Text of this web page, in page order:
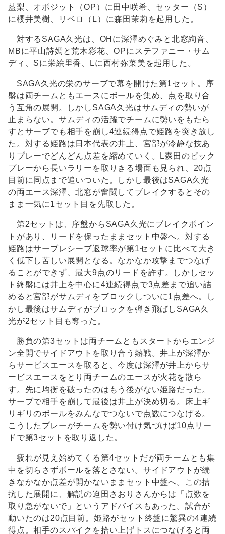
藍梨、オポジット（OP）に田中咲希、セッター（S）
に櫻井美樹、リベロ（L）に森田茉莉を起用した。
対するSAGA久光は、OHに深澤めぐみと北窓絢音、
MBに平山詩嫣と荒木彩花、OPにステファニー・サム
ディ、Sに栄絵里香、Lに西村弥菜美を起用した。
SAGA久光の栄のサーブで幕を開けた第1セット。序
盤は両チームともエースにボールを集め、点を取り合
う互角の展開。しかしSAGA久光はサムディの勢いが
止まらない。サムディの活躍でチームに勢いをもたら
すとサーブでも相手を崩し4連続得点で姫路を突き放し
た。対する姫路は日本代表の井上、宮部が冷静な技あ
りプレーでどんどん点差を縮めていく。L森田のビック
プレーから長いラリーを取りきる場面も見られ、20点
目前に同点まで追いついた。しかし最後はSAGA久光
の両エース深澤、北窓が奮闘してブレイクするとその
まま一気に1セット目を先取した。
第2セットは、序盤からSAGA久光にブレイクポイン
トがあり、リードを保ったままセット中盤へ。対する
姫路はサーブレシーブ返球率が第1セットに比べて大き
く低下し苦しい展開となる。なかなか攻撃までつなげ
ることができず、最大9点のリードを許す。しかしセッ
ト終盤には井上を中心に4連続得点で3点差まで追い詰
めると宮部がサムディをブロックしついに1点差へ。し
かし最後はサムディがブロックを弾き飛ばしSAGA久
光が2セット目も奪った。
勝負の第3セットは両チームともスタートからエンジ
ン全開でサイドアウトを取り合う熱戦。井上が深澤か
らサービスエースを取ると、今度は深澤が井上からサ
ービスエースをとり両チームのエースが火花を散ら
す。先に均衡を破ったのはもう後がない姫路だった。
サーブで相手を崩して最後は井上が決め切る。床上ギ
リギリのボールをみんなでつないで点数につなげる。
こうしたプレーがチームを勢い付け気づけば10点リー
ドで第3セットを取り返した。
疲れが見え始めてくる第4セットだが両チームとも集
中を切らさずボールを落とさない。サイドアウトが続
きなかなか点差が開かないままセット中盤へ。この拮
抗した展開に、解説の迫田さおりさんからは「点数を
取り急がないで」というアドバイスもあった。試合が
動いたのは20点目前。姫路がセット終盤に驚異の4連続
得点。相手のスパイクを拾い上げトスにつなげると両